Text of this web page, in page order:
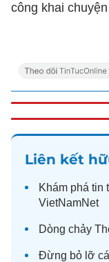
công khai
Liên kết
Khám phá tin
VietNamNet
Dòng chảy
Đừng bỏ lỡ